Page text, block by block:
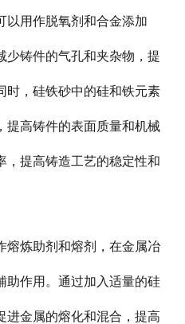
以用作脱氧剂和合金添加
少铸件的气孔和夹杂物，提
时，硅铁砂中的硅和铁元素
提高铸件的表面质量和机械
，提高铸造工艺的稳定性和
炼助剂和熔剂，在金属冶
助作用。通过加入适量的硅
进金属的熔化和混合，提高